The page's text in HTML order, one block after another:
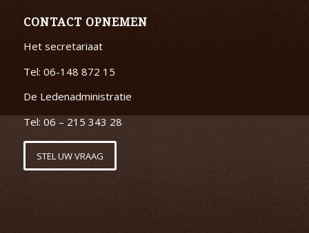
CONTACT OPNEMEN
Het secretariaat
Tel: 06-148 872 15
De Ledenadministratie
Tel: 06 – 215 343 28
STEL UW VRAAG